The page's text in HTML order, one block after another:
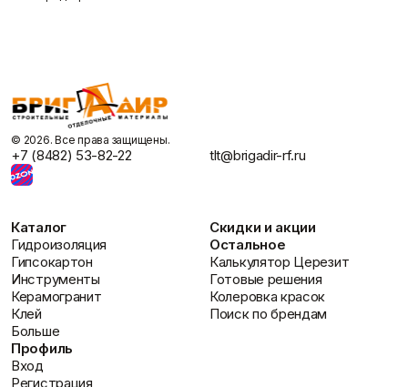
©️ 2026. Все права защищены.
+7 (8482) 53-82-22 tlt@brigadir-rf.ru
Каталог
Гидроизоляция
Гипсокартон
Инструменты
Керамогранит
Клей
Больше
Профиль
Вход
Регистрация
Скидки и акции
Остальное
Калькулятор Церезит
Готовые решения
Колеровка красок
Поиск по брендам